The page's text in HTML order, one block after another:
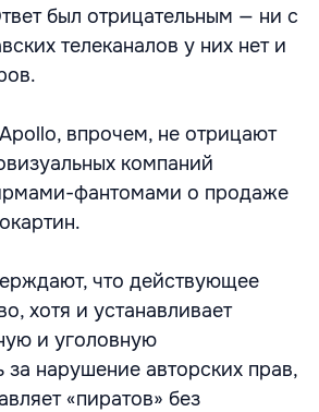
был отрицательным — ни с
телеканалов у них нет и
впрочем, не отрицают
компаний
фантомами о продаже
что действующее
хотя и устанавливает
и уголовную
за нарушение авторских прав,
«пиратов» без